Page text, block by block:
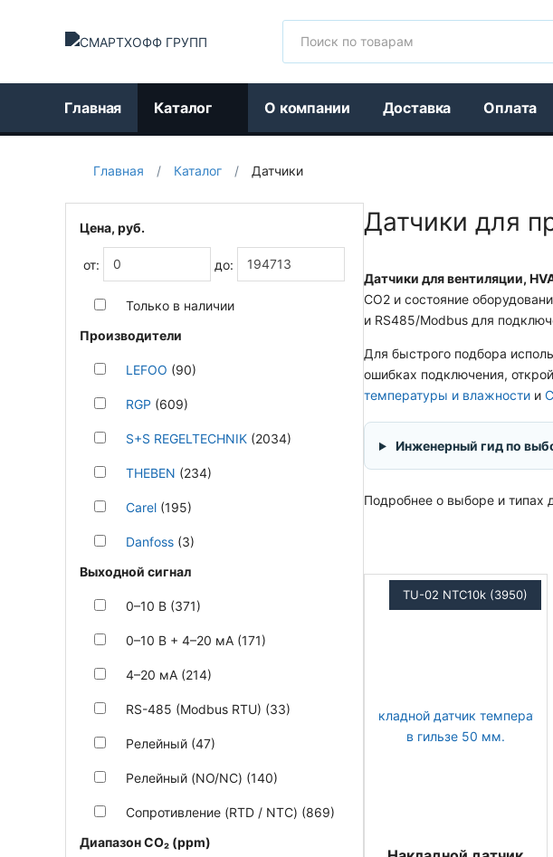
Главная Каталог О компании Доставка Оплата
Главная / Каталог / Датчики
Цена, руб.
от: до:
Только в наличии
Производители
LEFOO (90)
RGP (609)
S+S REGELTECHNIK (2034)
THEBEN (234)
Carel (195)
Danfoss (3)
Выходной сигнал
0–10 В (371)
0–10 В + 4–20 мА (171)
4–20 мА (214)
RS-485 (Modbus RTU) (33)
Релейный (47)
Релейный (NO/NC) (140)
Сопротивление (RTD / NTC) (869)
Диапазон CO₂ (ppm)
Датчики для
Датчики для вентиляции,
CO2 и состояние
и RS485/Modbus для
Для быстрого подбора
ошибках подключения,
температуры и влажности и
Инженерный гид по
Подробнее о выборе и типах
TU-02 NTC10k (3950)